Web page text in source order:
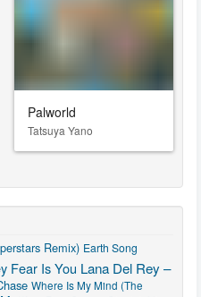
Palworld
Tatsuya Yano
Remix) Earth Song
Fear Is You Lana Del Rey –
Where Is My Mind (The